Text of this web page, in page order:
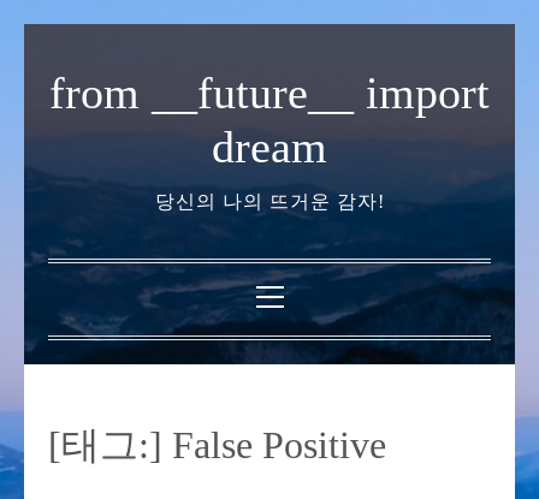
기
from __future__ import
dream
당신의 나의 뜨거운 감자!
기
본
메
뉴
[태그:] False Positive